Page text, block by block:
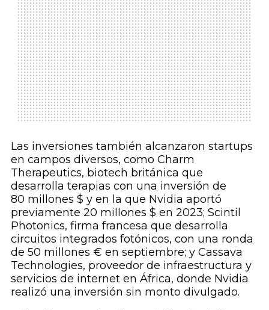
Las inversiones también alcanzaron startups
en campos diversos, como Charm
Therapeutics, biotech británica que
desarrolla terapias con una inversión de
80 millones $ y en la que Nvidia aportó
previamente 20 millones $ en 2023; Scintil
Photonics, firma francesa que desarrolla
circuitos integrados fotónicos, con una ronda
de 50 millones € en septiembre; y Cassava
Technologies, proveedor de infraestructura y
servicios de internet en África, donde Nvidia
realizó una inversión sin monto divulgado.